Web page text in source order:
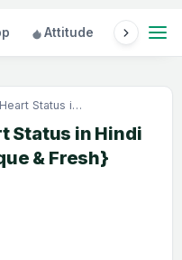
Attitude Status
Top 100 Broken Heart Status in Hindi 2022 {100% Unique & Fresh}
Status in Hindi
& Fresh}